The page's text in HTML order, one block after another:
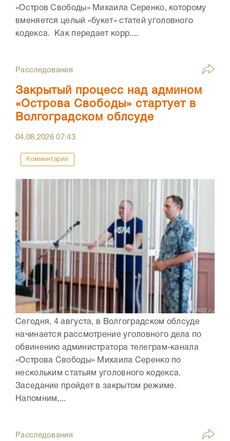
«Остров Свободы» Михаила Серенко, которому
вменяется целый «букет» статей уголовного
кодекса. Как передает корр....
Расследования
Закрытый процесс над админом
«Острова Свободы» стартует в
Волгоградском облсуде
04.08.202607:43
Комментарии
Сегодня, 4 августа, в Волгоградском облсуде
начинается рассмотрение уголовного дела по
обвинению администратора телеграм-канала
«Острова Свободы» Михаила Серенко по
нескольким статьям уголовного кодекса.
Заседание пройдет в закрытом режиме.
Напомним,...
Расследования